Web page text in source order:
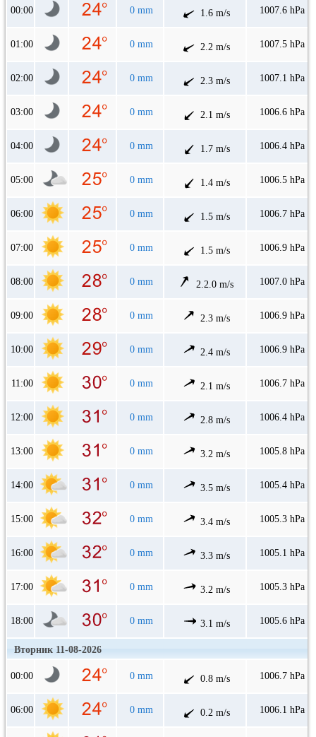
00:00 0 mm 1.6 m/s 1007.6 hPa
01:00 0 mm 2.2 m/s 1007.5 hPa
02:00 0 mm 2.3 m/s 1007.1 hPa
03:00 0 mm 2.1 m/s 1006.6 hPa
04:00 0 mm 1.7 m/s 1006.4 hPa
05:00 0 mm 1.4 m/s 1006.5 hPa
06:00 0 mm 1.5 m/s 1006.7 hPa
07:00 0 mm 1.5 m/s 1006.9 hPa
08:00 0 mm 2.2.0 m/s 1007.0 hPa
09:00 0 mm 2.3 m/s 1006.9 hPa
10:00 0 mm 2.4 m/s 1006.9 hPa
11:00 0 mm 2.1 m/s 1006.7 hPa
12:00 0 mm 2.8 m/s 1006.4 hPa
13:00 0 mm 3.2 m/s 1005.8 hPa
14:00 0 mm 3.5 m/s 1005.4 hPa
15:00 0 mm 3.4 m/s 1005.3 hPa
16:00 0 mm 3.3 m/s 1005.1 hPa
17:00 0 mm 3.2 m/s 1005.3 hPa
18:00 0 mm 3.1 m/s 1005.6 hPa
Вторник 11-08-2026
00:00 0 mm 0.8 m/s 1006.7 hPa
06:00 0 mm 0.2 m/s 1006.1 hPa